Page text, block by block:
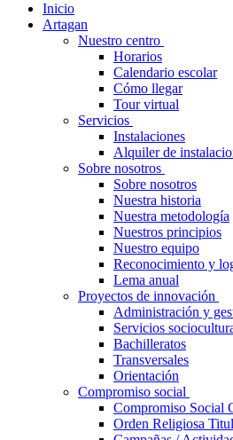
Inicio
Artagan
Nuestro centro
Horarios
Calendario escolar
Cómo llegar
Tour virtual
Servicios
Instalaciones
Alquiler de
Sobre nosotros
Sobre nosotros
Nuestra historia
Nuestra metodología
Nuestros principios
Nuestro equipo
Reconocimiento y
Lema anual
Proyectos de innovación
Administración y
Servicios
Bachilleratos
Transversales
Orientación
Compromiso social
Compromiso Social
Orden Religiosa